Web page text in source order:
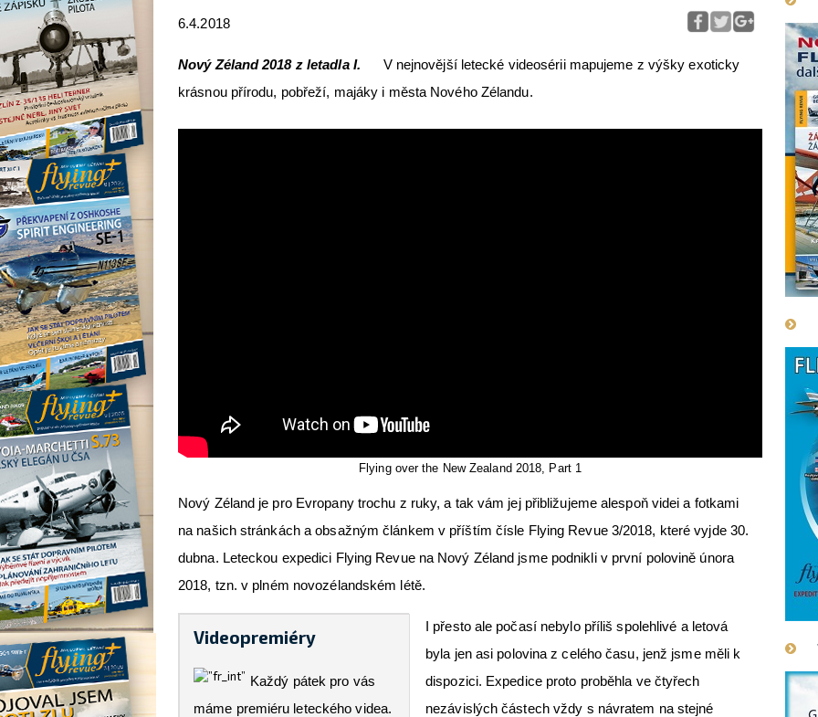
6.4.2018
Nový Zéland 2018 z letadla I.
V nejnovější letecké videosérii mapujeme z výšky exoticky
krásnou přírodu, pobřeží, majáky i města Nového Zélandu.
Flying over the New Zealand 2018, Part 1
Nový Zéland je pro Evropany trochu z ruky, a tak vám jej přibližujeme alespoň videi a fotkami
na našich stránkách a obsažným článkem v příštím čísle Flying Revue 3/2018, které vyjde 30.
dubna. Leteckou expedici Flying Revue na Nový Zéland jsme podnikli v první polovině února
2018, tzn. v plném novozélandském létě.
Videopremiéry
Každý pátek pro vás
máme premiéru leteckého videa.
I přesto ale počasí nebylo příliš spolehlivé a letová
byla jen asi polovina z celého času, jenž jsme měli k
dispozici. Expedice proto proběhla ve čtyřech
nezávislých částech vždy s návratem na stejné